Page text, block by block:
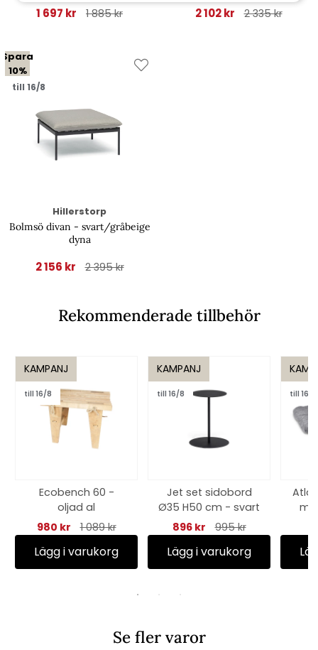
1 697 kr 1 885 kr 2 102 kr 2 335 kr
Spara
10%
till 16/8
Hillerstorp
Bolmsö divan - svart/gråbeige
dyna
2 156 kr 2 395 kr
Rekommenderade tillbehör
KAMPANJ
till 16/8
Ecobench 60 -
oljad al
980 kr
1 089 kr
Lägg i varukorg
KAMPANJ
till 16/8
Jet set sidobord
Ø35 H50 cm - svart
896 kr
995 kr
Lägg i varukorg
till 16/8
Se fler varor